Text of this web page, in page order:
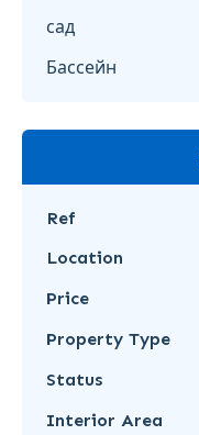
сад
Бассейн
Ref
Location
Price
Property Type
Status
Interior Area